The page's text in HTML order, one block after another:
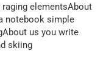
raging elementsAbout
notebook simple
us you write
skiing